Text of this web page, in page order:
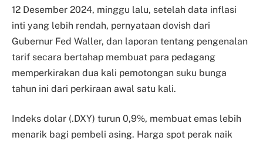
12 Desember 2024, minggu lalu, setelah data inflasi
inti yang lebih rendah, pernyataan dovish dari
Gubernur Fed Waller, dan laporan tentang pengenalan
tarif secara bertahap membuat para pedagang
memperkirakan dua kali pemotongan suku bunga
tahun ini dari perkiraan awal satu kali.
Indeks dolar (.DXY) turun 0,9%, membuat emas lebih
menarik bagi pembeli asing. Harga spot perak naik